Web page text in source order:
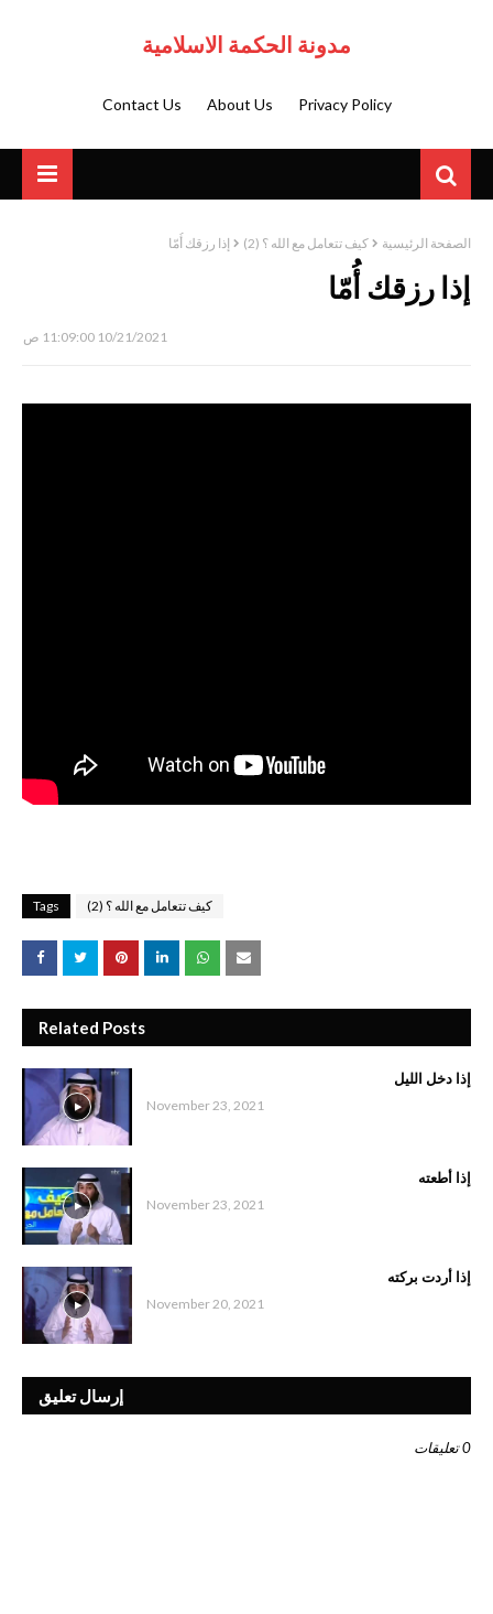
مدونة الحكمة الاسلامية
Privacy Policy
About Us
Contact Us
الصفحة الرئيسية كيف تتعامل مع الله ؟ (2) إذا رزقك أُمّا
إذا رزقك أُمّا
10/21/2021 11:09:00 ص
Tags كيف تتعامل مع الله ؟ (2)
Related Posts
إذا دخل الليل
November 23, 2021
إذا أطعته
November 23, 2021
إذا أردت بركته
November 20, 2021
إرسال تعليق
0 تعليقات